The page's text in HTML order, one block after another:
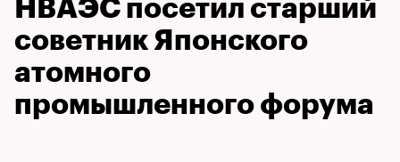
НВАЭС посетил старший
советник Японского
атомного
промышленного форума